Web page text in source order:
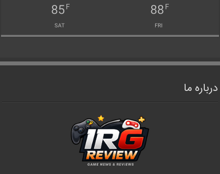
88F
FRI
85F
SAT
درباره ما